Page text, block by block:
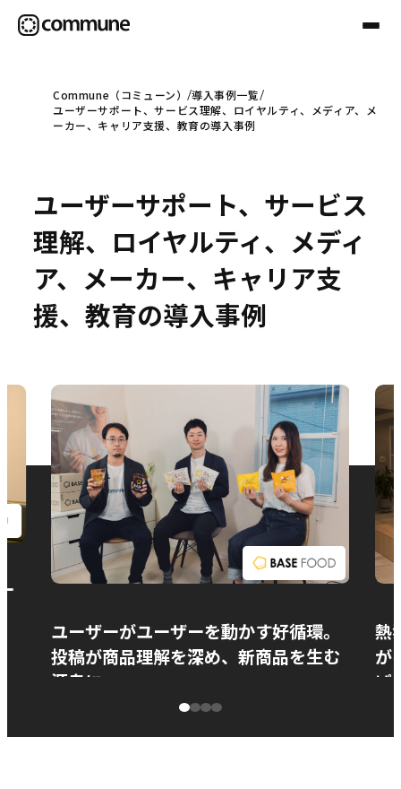
Communeについて
事例
セミナー
お問い合わせ
Commune（コミューン）
導入事例一覧
ユーザーサポート、サービス理解、ロイヤルティ、メディア、メ
ーカー、キャリア支援、教育の導入事例
ユーザーサポート、サービス
理解、ロイヤルティ、メディ
ア、メーカー、キャリア支
援、教育の導入事例
ユーザーがユーザーを動かす好循環。
投稿が商品理解を深め、新商品を生む
源泉に
熱
が
ぱ